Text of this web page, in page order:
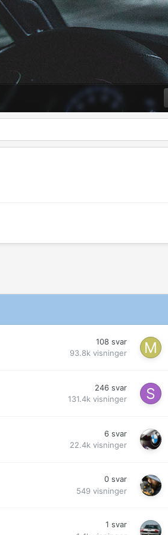
108 svar
93.8k visninger
246 svar
131.4k visninger
6 svar
22.4k visninger
0 svar
549 visninger
1 svar